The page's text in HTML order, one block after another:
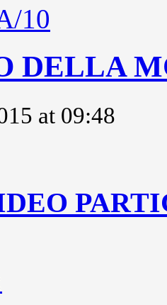
DELLA
at 09:48